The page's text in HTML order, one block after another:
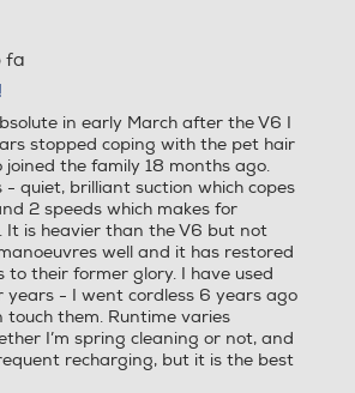
fa
in early March after the V6 I
stopped coping with the pet hair
the family 18 months ago.
- quiet, brilliant suction which copes
2 speeds which makes for
It is heavier than the V6 but not
well and it has restored
to their former glory. I have used
years - I went cordless 6 years ago
them. Runtime varies
I’m spring cleaning or not, and
recharging, but it is the best